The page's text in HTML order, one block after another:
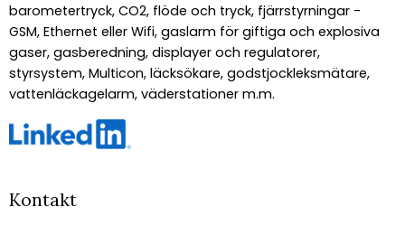
barometertryck, CO2, flöde och tryck, fjärrstyrningar -
GSM, Ethernet eller Wifi, gaslarm för giftiga och explosiva
gaser, gasberedning, displayer och regulatorer,
styrsystem, Multicon, läcksökare, godstjockleksmätare,
vattenläckagelarm, väderstationer m.m.
Kontakt